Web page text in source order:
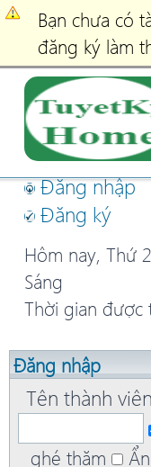
Bạn chưa có
đăng ký làm
Đăng nhập
Đăng ký
Hôm nay, Thứ
Sáng
Thời gian được
Đăng nhập
Tên thành
ghé thăm